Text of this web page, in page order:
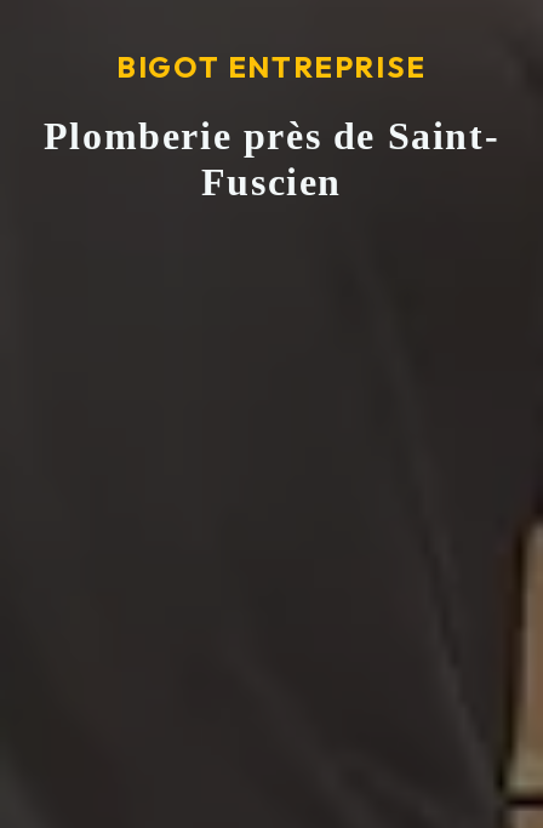
Plomberie près de Saint-
Fuscien
BIGOT ENTREPRISE